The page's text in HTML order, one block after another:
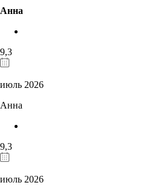
Анна
9,3
июль 2026
Анна
9,3
июль 2026